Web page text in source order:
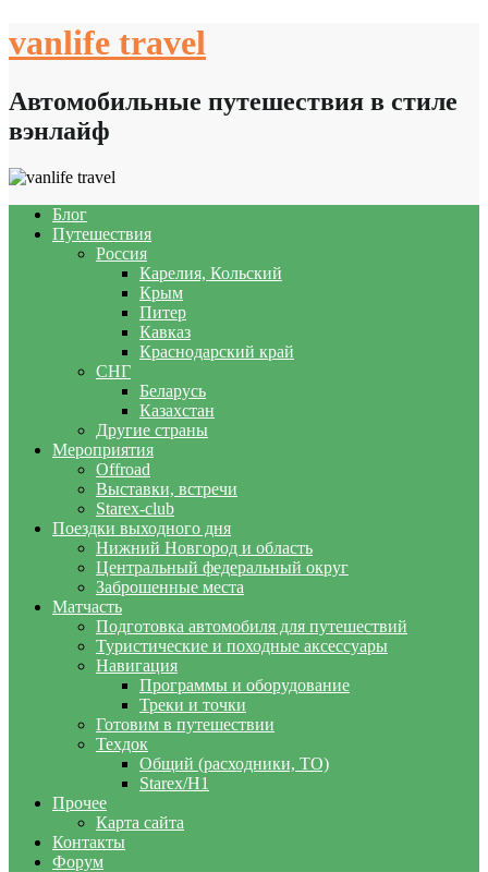
to
vanlife travel
Автомобильные путешествия в стиле
вэнлайф
Блог
Путешествия
Россия
Карелия, Кольский
Крым
Питер
Кавказ
Краснодарский край
СНГ
Беларусь
Казахстан
Другие страны
Мероприятия
Offroad
Выставки, встречи
Starex-club
Поездки выходного дня
Нижний Новгород и область
Центральный федеральный округ
Заброшенные места
Матчасть
Подготовка автомобиля для путешествий
Туристические и походные аксессуары
Навигация
Программы и оборудование
Треки и точки
Готовим в путешествии
Техдок
Общий (расходники, ТО)
Starex/H1
Прочее
Карта сайта
Контакты
Форум